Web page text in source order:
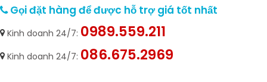
Gọi đặt hàng để được hỗ trợ giá tốt nhất
Kinh doanh 24/7: 0989.559.211
Kinh doanh 24/7: 086.675.2969